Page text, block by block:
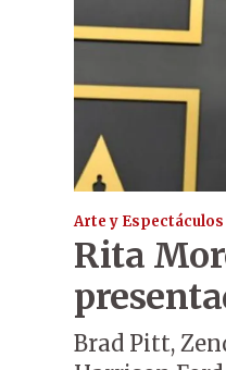
Arte y Espectáculos
Rita
Brad Pitt,